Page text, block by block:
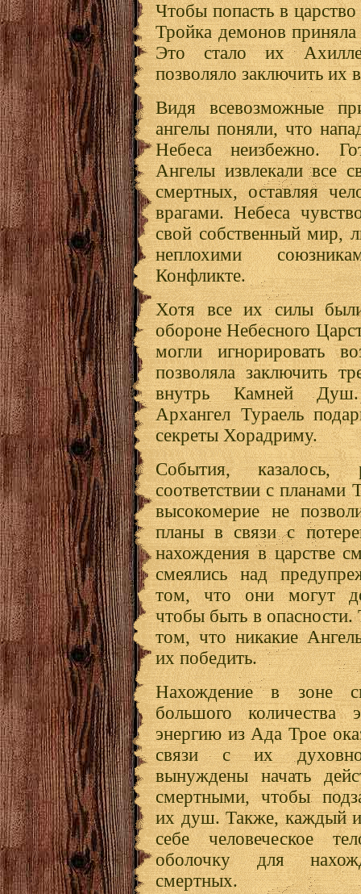
Чтобы попасть в
Тройка демонов
Это стало их
позволяло заключить их
Видя всевозможные
ангелы поняли, что
Небеса неизбежно.
Ангелы извлекали все
смертных, оставляя
врагами. Небеса
свой собственный мир,
неплохими
Конфликте.
Хотя все их силы
обороне Небесного
могли игнорировать
позволяла заключить
внутрь Камней
Архангел Тураель
секреты Хорадриму.
События, казалось,
соответствии с планами
высокомерие не
планы в связи с
нахождения в царстве
смеялись над
том, что они могут
чтобы быть в
том, что никакие
их победить.
Нахождение в зоне
большого количества
энергию из Ада Трое
связи с их
вынуждены начать
смертными, чтобы
их душ. Также, каждый
себе человеческое
оболочку для
смертных.